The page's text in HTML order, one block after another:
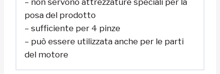
– non servono attrezzature speciali per la
posa del prodotto
– sufficiente per 4 pinze
– può essere utilizzata anche per le parti
del motore